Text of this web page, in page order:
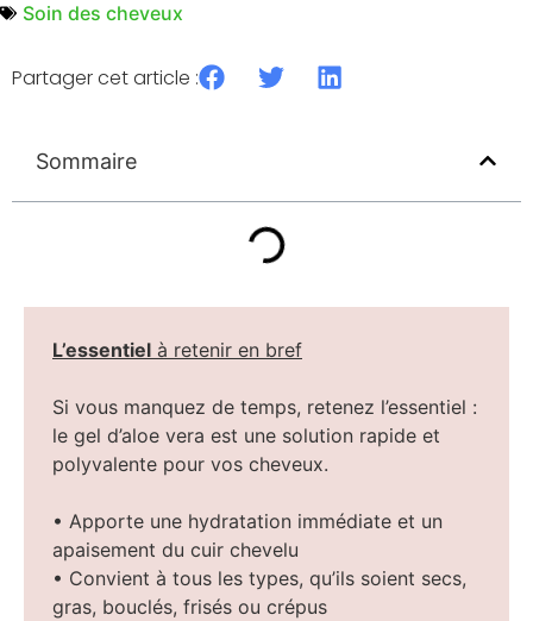
Soin des cheveux
Partager cet article :
Sommaire
L’essentiel à retenir en bref
Si vous manquez de temps, retenez l’essentiel :
le gel d’aloe vera est une solution rapide et
polyvalente pour vos cheveux.
• Apporte une hydratation immédiate et un
apaisement du cuir chevelu
• Convient à tous les types, qu’ils soient secs,
gras, bouclés, frisés ou crépus